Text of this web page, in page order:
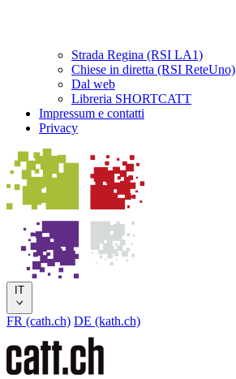
Strada Regina (RSI LA1)
Chiese in diretta (RSI ReteUno)
Dal web
Libreria SHORTCATT
Impressum e contatti
Privacy
IT
FR (cath.ch) DE (kath.ch)